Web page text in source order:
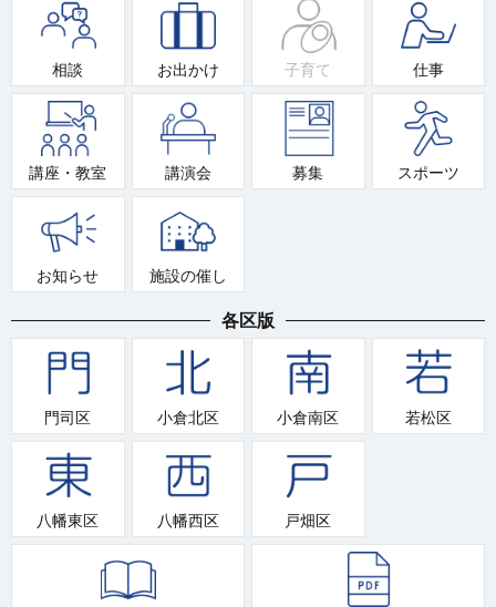
相談 お出かけ 子育て 仕事
講座・教室 講演会 募集 スポーツ
お知らせ 施設の催し
各区版
門司区 小倉北区 小倉南区 若松区
八幡東区 八幡西区 戸畑区